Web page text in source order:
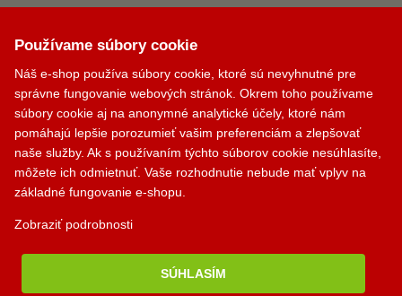
Kontakty
PALOMINO KRBY, s.r.o.
Komjatná 210
okr. Ružomberok, 034 96
0948 949 949
po-pi 8:00-18:00 hod.
Používame súbory cookie
Náš e-shop používa súbory cookie, ktoré sú nevyhnutné pre
správne fungovanie webových stránok. Okrem toho používame
súbory cookie aj na anonymné analytické účely, ktoré nám
pomáhajú lepšie porozumieť vašim preferenciám a zlepšovať
naše služby. Ak s používaním týchto súborov cookie nesúhlasíte,
môžete ich odmietnuť. Vaše rozhodnutie nebude mať vplyv na
základné fungovanie e-shopu.
Zobraziť podrobnosti
SÚHLASÍM
Inteligentný krbový asistent